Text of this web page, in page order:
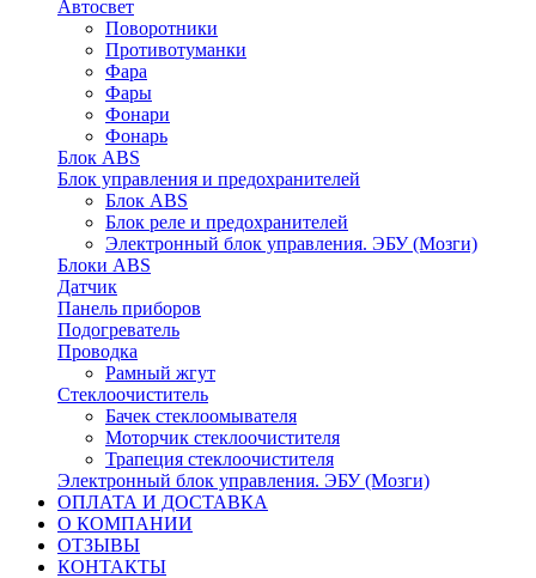
Автосвет
Поворотники
Противотуманки
Фара
Фары
Фонари
Фонарь
Блок ABS
Блок управления и предохранителей
Блок ABS
Блок реле и предохранителей
Электронный блок управления. ЭБУ (Мозги)
Блоки ABS
Датчик
Панель приборов
Подогреватель
Проводка
Рамный жгут
Стеклоочиститель
Бачек стеклоомывателя
Моторчик стеклоочистителя
Трапеция стеклоочистителя
Электронный блок управления. ЭБУ (Мозги)
ОПЛАТА И ДОСТАВКА
О КОМПАНИИ
ОТЗЫВЫ
КОНТАКТЫ